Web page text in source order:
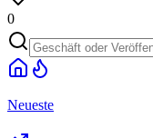
0
Neueste